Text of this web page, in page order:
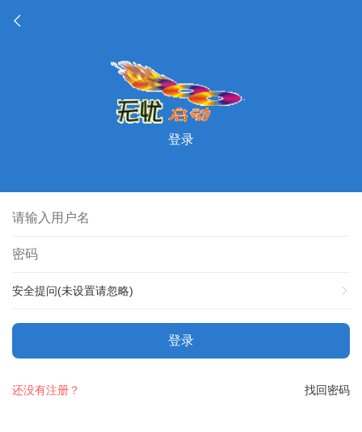
登录
安全提问(未设置请忽略)
登录
找回密码
还没有注册？